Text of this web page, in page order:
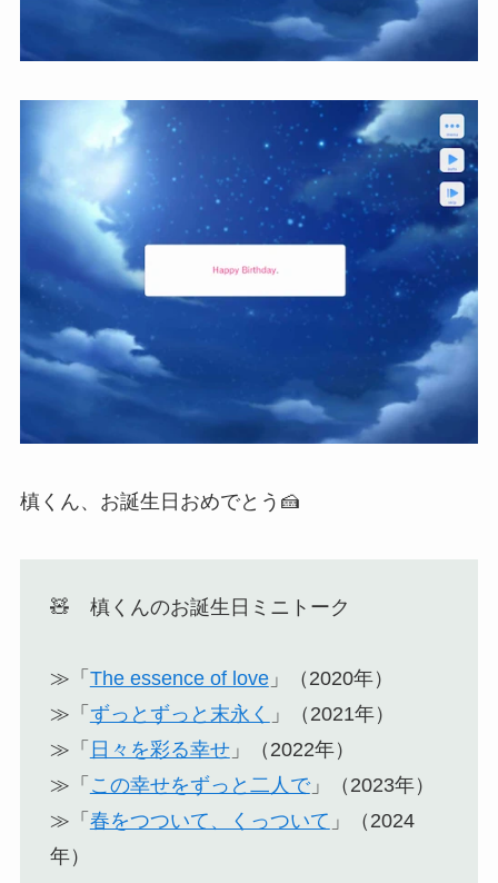
槙くん、お誕生日おめでとう🍰
🧸 槙くんのお誕生日ミニトーク
≫「 The essence of love」（2020年）
≫「 ずっとずっと末永く 」（2021年）
≫「 日々を彩る幸せ」（2022年）
≫「 この幸せをずっと二人で」（2023年）
≫「 春をつついて、くっついて 」（2024
年）